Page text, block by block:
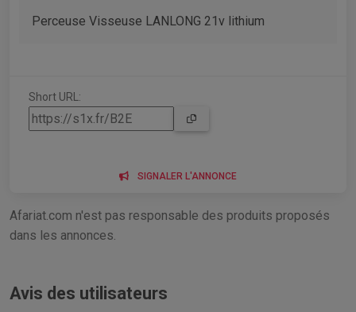
Perceuse Visseuse LANLONG 21v lithium
Short URL:
SIGNALER L'ANNONCE
Afariat.com n'est pas responsable des produits proposés
dans les annonces.
Avis des utilisateurs